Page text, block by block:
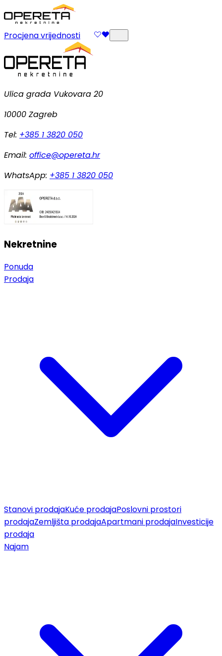
Procjena vrijednosti
Ulica grada Vukovara 20
10000 Zagreb
Tel: +385 1 3820 050
Email: office@opereta.hr
WhatsApp: +385 1 3820 050
Nekretnine
Ponuda
Prodaja
Stanovi prodajaKuće prodajaPoslovni prostori
prodajaZemljišta prodajaApartmani prodajaInvesticije
prodaja
Najam